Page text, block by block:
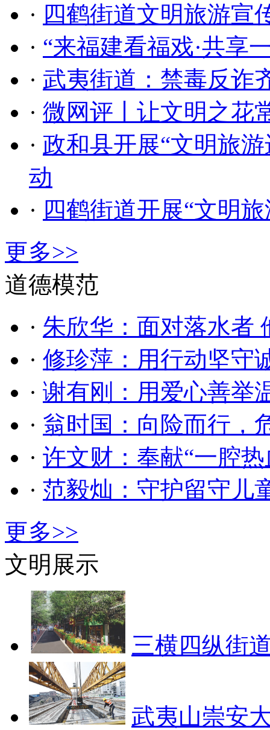
· 四鹤街道文明旅游宣
· “来福建看福戏·共享
· 武夷街道：禁毒反诈
· 微网评丨让文明之花
· 政和县开展“文明旅
动
· 四鹤街道开展“文明
更多>>
道德模范
· 朱欣华：面对落水者
· 修珍萍：用行动坚守
· 谢有刚：用爱心善举
· 翁时国：向险而行，
· 许文财：奉献“一腔
· 范毅灿：守护留守儿
更多>>
文明展示
三横四纵街
武夷山崇安